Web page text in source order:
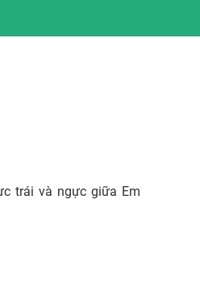
trái và ngực giữa Em